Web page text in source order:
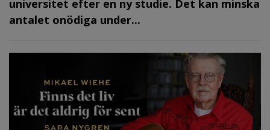
universitet efter en ny studie. Det kan minska
antalet onödiga under...